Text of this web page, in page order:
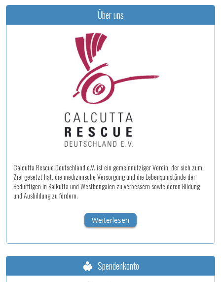
Über uns
Calcutta Rescue Deutschland e.V. ist ein gemeinnütziger Verein, der sich zum
Ziel gesetzt hat, die medizinische Versorgung und die Lebensumstände der
Bedürftigen in Kalkutta und Westbengalen zu verbessern sowie deren Bildung
und Ausbildung zu fördern.
Weiterlesen
Spendenkonto